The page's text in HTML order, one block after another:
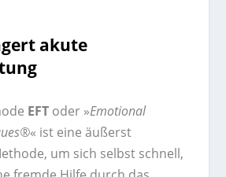
akute
EFT oder »Emotional
« ist eine äußerst
um sich selbst schnell,